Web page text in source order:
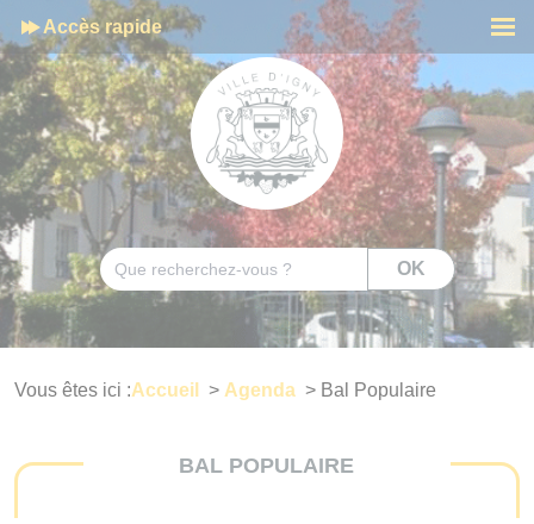
Accès rapide
Rechercher OK
Vous êtes ici :Accueil > Agenda > Bal Populaire
BAL POPULAIRE
Cookies management panel